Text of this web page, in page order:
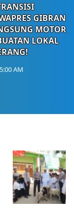
GIBRAN
MOTOR
LOKAL
AM